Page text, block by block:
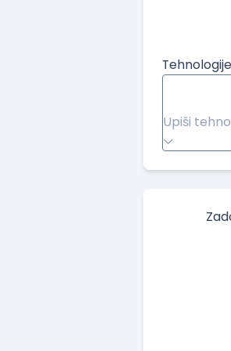
Upiši